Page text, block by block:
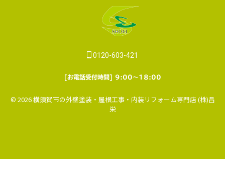
0120-603-421
[お電話受付時間] 9:00～18:00
© 2026 横須賀市の外壁塗装・屋根工事・内装リフォーム専門店 (株)昌
栄